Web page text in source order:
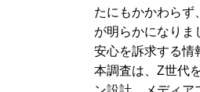
たにもかかわらず
が明らかになりま
安心を訴求する情
本調査は、Z世代